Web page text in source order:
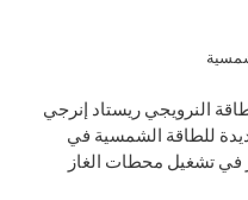
النرويجي ريستاد إنرجي
محطات جديدة للطاقة الشمسية في
في تشغيل محطات الغاز